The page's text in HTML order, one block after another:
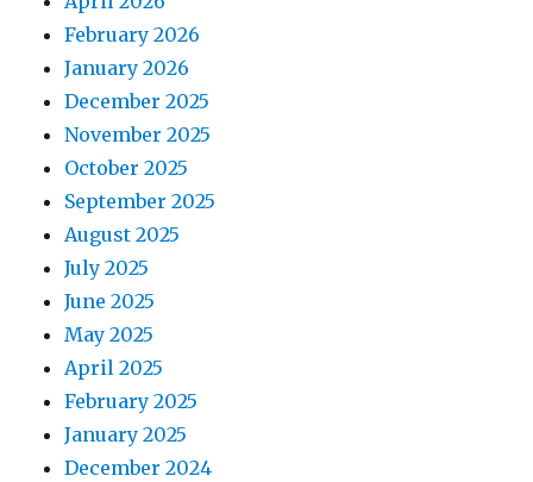
February 2026
January 2026
December 2025
November 2025
October 2025
September 2025
August 2025
July 2025
June 2025
May 2025
April 2025
February 2025
January 2025
December 2024